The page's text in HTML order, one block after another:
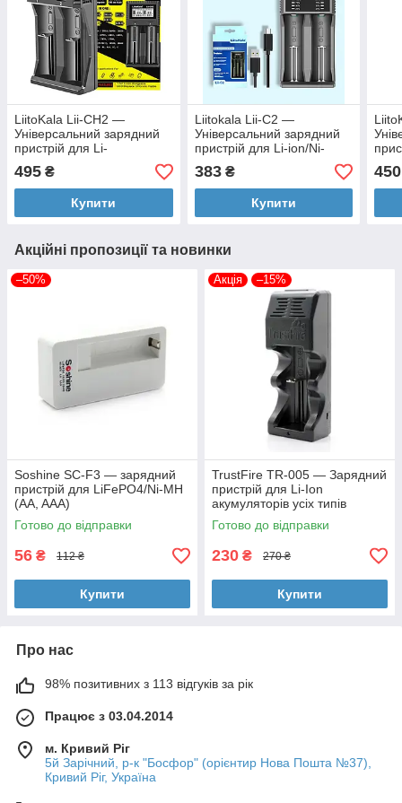
LiitoKala Lii-CH2 —
Універсальний зарядний
пристрій для Li-
ion/IMR/LiFePO4/Ni-Mh,
включно з 21700 і Li-Ion
1.5V
495 ₴
Купити
Liitokala Lii-C2 —
Універсальний зарядний
пристрій для Li-ion/Ni-
Mh/Ni-Cd акумуляторів
(включно з 21700)
383₴
Купити
ion/
Cd
450
Акційні пропозиції та новинки
–50%
Soshine SC-F3 — зарядний
пристрій для LiFePO4/Ni-MH
(AA, AAA)
Готово до відправки
56 ₴ 112 ₴
Купити
Акція –15%
TrustFire TR-005 — Зарядний
пристрій для Li-Ion
акумуляторів усіх типів
(включно з 21700)
Готово до відправки
230 ₴ 270 ₴
Купити
Про нас
98% позитивних з 113 відгуків за рік
Працює з 03.04.2014
м. Кривий Ріг
5й Зарічний, р-к "Босфор" (орієнтир Нова Пошта №37),
Кривий Ріг, Україна